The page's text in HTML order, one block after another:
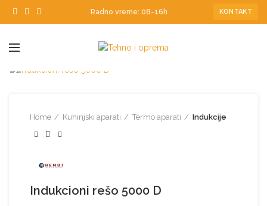
Radno vreme: 08-16h KONTAKT
Home Kuhinjski aparati Termo aparati Indukcije
Indukcioni rešo 5000 D